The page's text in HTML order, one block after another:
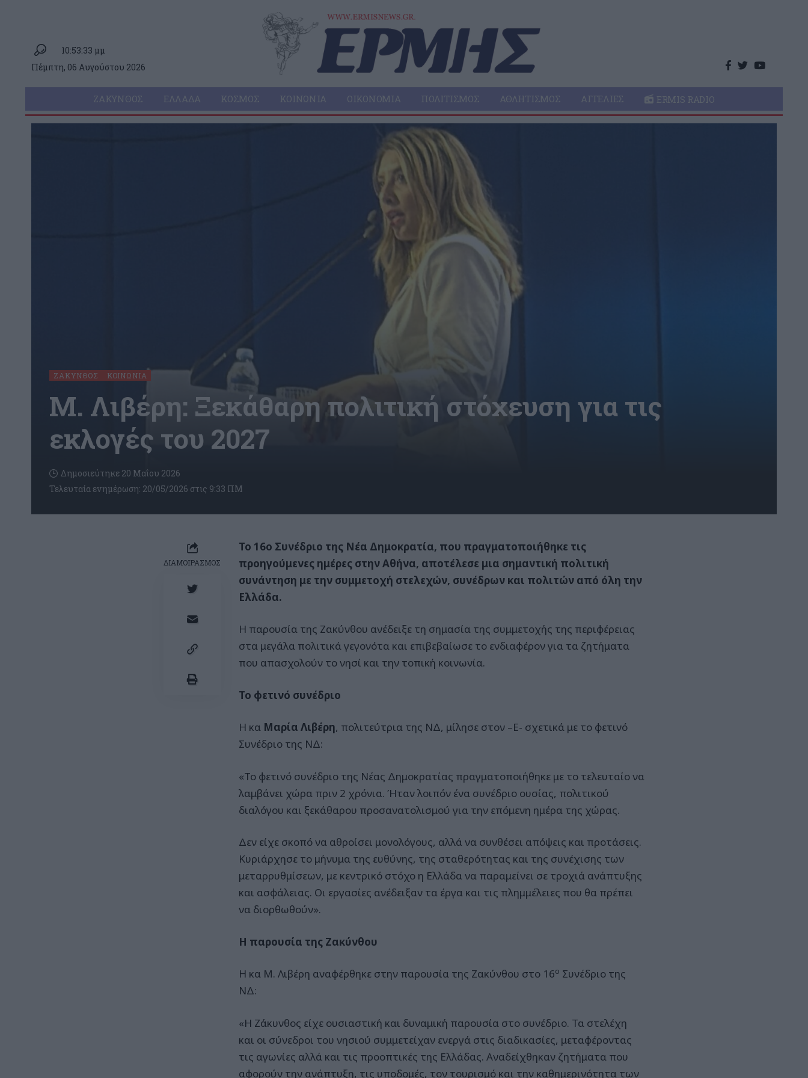
10:53:33 μμ
Πέμπτη, 06 Αυγούστου 2026
ΖΆΚΥΝΘΟΣ ΕΛΛΆΔΑ ΚΌΣΜΟΣ ΚΟΙΝΩΝΊΑ ΟΙΚΟΝΟΜΊΑ ΠΟΛΙΤΙΣΜΌΣ ΑΘΛΗΤΙΣΜΌΣ ΑΓΓΕΛΊΕΣ ERMIS RADIO
ΖΆΚΥΝΘΟΣ ΚΟΙΝΩΝΊΑ
Μ. Λιβέρη: Ξεκάθαρη πολιτική στόχευση για τις
εκλογές του 2027
Τελευταία ενημέρωση: 20/05/2026 στις 9:33 ΠΜ
Δημοσιεύτηκε 20 Μαΐου 2026
ΔΙΑΜΟΙΡΑΣΜΟΣ
Το 16ο Συνέδριο της Νέα Δημοκρατία, που πραγματοποιήθηκε τις
προηγούμενες ημέρες στην Αθήνα, αποτέλεσε μια σημαντική πολιτική
συνάντηση με την συμμετοχή στελεχών, συνέδρων και πολιτών από όλη την
Ελλάδα.
Η παρουσία της Ζακύνθου ανέδειξε τη σημασία της συμμετοχής της περιφέρειας
στα μεγάλα πολιτικά γεγονότα και επιβεβαίωσε το ενδιαφέρον για τα ζητήματα
που απασχολούν το νησί και την τοπική κοινωνία.
Το φετινό συνέδριο
Η κα Μαρία Λιβέρη, πολιτεύτρια της ΝΔ, μίλησε στον –Ε- σχετικά με το φετινό
Συνέδριο της ΝΔ:
«Το φετινό συνέδριο της Νέας Δημοκρατίας πραγματοποιήθηκε με το τελευταίο να
λαμβάνει χώρα πριν 2 χρόνια. Ήταν λοιπόν ένα συνέδριο ουσίας, πολιτικού
διαλόγου και ξεκάθαρου προσανατολισμού για την επόμενη ημέρα της χώρας.
Δεν είχε σκοπό να αθροίσει μονολόγους, αλλά να συνθέσει απόψεις και προτάσεις.
Κυριάρχησε το μήνυμα της ευθύνης, της σταθερότητας και της συνέχισης των
μεταρρυθμίσεων, με κεντρικό στόχο η Ελλάδα να παραμείνει σε τροχιά ανάπτυξης
και ασφάλειας. Οι εργασίες ανέδειξαν τα έργα και τις πλημμέλειες που θα πρέπει
να διορθωθούν».
Η παρουσία της Ζακύνθου
Η κα Μ. Λιβέρη αναφέρθηκε στην παρουσία της Ζακύνθου στο 16ο Συνέδριο της
ΝΔ:
«Η Ζάκυνθος είχε ουσιαστική και δυναμική παρουσία στο συνέδριο. Τα στελέχη
και οι σύνεδροι του νησιού συμμετείχαν ενεργά στις διαδικασίες, μεταφέροντας
τις αγωνίες αλλά και τις προοπτικές της Ελλάδας. Αναδείχθηκαν ζητήματα που
αφορούν την ανάπτυξη, τις υποδομές, τον τουρισμό και την καθημερινότητα των